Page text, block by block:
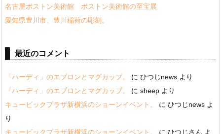
名古屋ボストン美術館 ボストン美術館の至宝展
愛知県豊川市、豊川稲荷の彫刻。
最近のコメント
「ハーディ」のエプロンとマグカップ。 に ひつじnews より
「ハーディ」のエプロンとマグカップ。
に sheep より
キュービックプラザ新横浜のショーンイベント。
に ひつじnews よ
り
キュービックプラザ新横浜のショーンイベント。
に ひつじさん よ